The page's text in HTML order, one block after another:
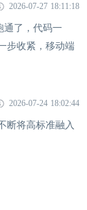
2026-07-27 18:11:18
通了，代码一
步收紧，移动端
2026-07-24 18:02:44
断将高标准融入